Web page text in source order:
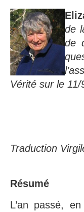
de
de
Vérité sur le 11/
Traduction
Résumé
L’an passé,